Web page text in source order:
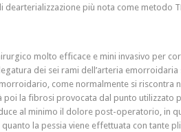
dearterializzazione più nota come metodo
molto efficace e mini invasivo per
dei sei rami dell’arteria
come normalmente si riscontra
poi la fibrosi provocata dal punto
al minimo il dolore post-operatorio, in
la pessia viene effettuata con tante